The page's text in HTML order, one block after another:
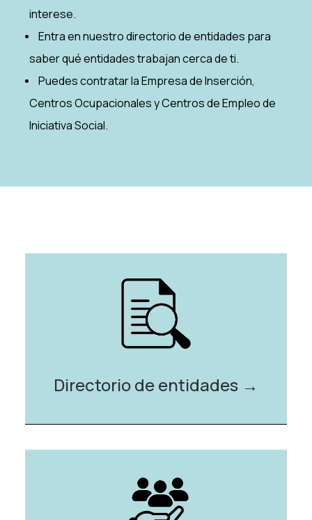
interese.
Entra en nuestro directorio de entidades para
saber qué entidades trabajan cerca de ti.
Puedes contratar la Empresa de Inserción,
Centros Ocupacionales y Centros de Empleo de
Iniciativa Social.
Directorio de entidades →️